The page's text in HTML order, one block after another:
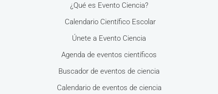
¿Qué es Evento Ciencia?
Calendario Científico Escolar
Únete a Evento Ciencia
Agenda de eventos científicos
Buscador de eventos de ciencia
Calendario de eventos de ciencia